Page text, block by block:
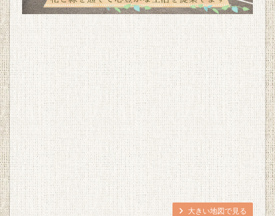
大きい地図で見る